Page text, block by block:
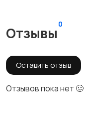
Отзывы
0
Оставить отзыв
Отзывов пока нет 🥴